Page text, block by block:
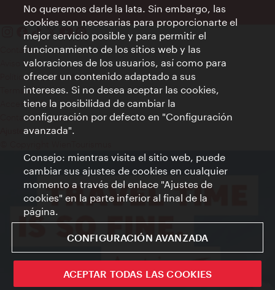
Contacto
Aviso legal
Política de privacidad de datos
Terms of Use
Accesibilidad
Contacto para la prensa
Ajustes de cookie
No queremos darle la lata. Sin embargo, las
cookies son necesarias para proporcionarte el
mejor servicio posible y para permitir el
funcionamiento de los sitios web y las
valoraciones de los usuarios, así como para
ofrecer un contenido adaptado a sus
intereses. Si no desea aceptar las cookies,
tiene la posibilidad de cambiar la
configuración por defecto en "Configuración
avanzada".
Consejo: mientras visita el sitio web, puede
cambiar sus ajustes de cookies en cualquier
momento a través del enlace "Ajustes de
cookies" en la parte inferior al final de la
página.
CONFIGURACIÓN AVANZADA
ACEPTAR TODAS LAS COOKIES